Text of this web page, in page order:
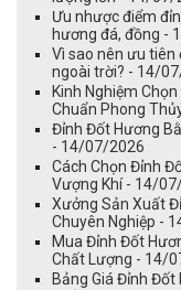
Ưu nhược điểm
hương đá, đồng -
Vì sao nên ưu
ngoài trời? - 14/
Kinh Nghiệm
Chuẩn Phong
Đỉnh Đốt Hương
- 14/07/2026
Cách Chọn Đỉnh
Vượng Khí - 14/
Xưởng Sản Xuất
Chuyên Nghiệp -
Mua Đỉnh Đốt
Chất Lượng - 14/
Bảng Giá Đỉnh Đốt